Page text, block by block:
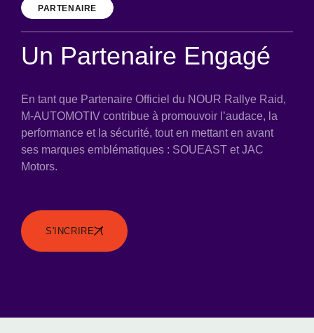
PARTENAIRE
Un Partenaire Engagé
En tant que Partenaire Officiel du NOUR Rallye Raid,
M-AUTOMOTIV contribue à promouvoir l’audace, la
performance et la sécurité, tout en mettant en avant
ses marques emblématiques : SOUEAST et JAC
Motors.
S'INCRIRE